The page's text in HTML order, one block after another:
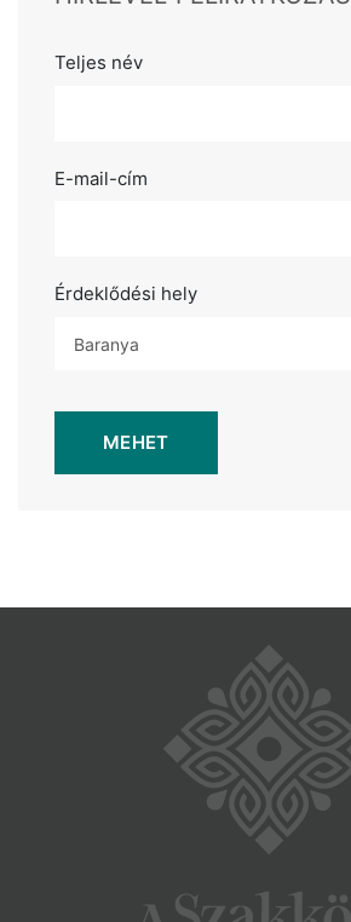
Teljes név
E-mail-cím
Érdeklődési hely
Baranya
MEHET